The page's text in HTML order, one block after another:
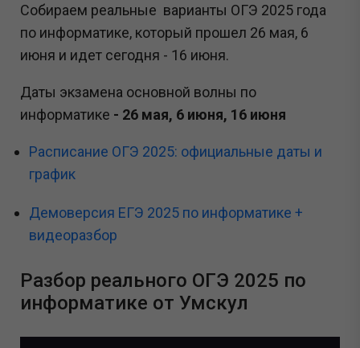
Собираем реальные варианты ОГЭ 2025 года
по информатике, который прошел 26 мая, 6
июня и идет сегодня - 16 июня.
Даты экзамена основной волны по
информатике - 26 мая, 6 июня, 16 июня
Расписание ОГЭ 2025: официальные даты и
график
Демоверсия ЕГЭ 2025 по информатике +
видеоразбор
Разбор реального ОГЭ 2025 по
информатике от Умскул